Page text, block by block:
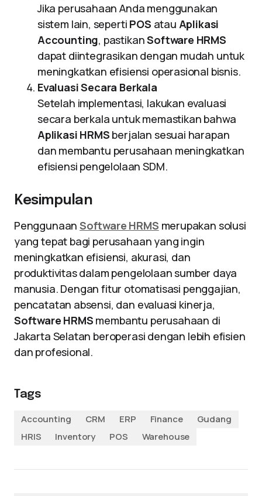
Jika perusahaan Anda menggunakan
sistem lain, seperti POS atau Aplikasi
Accounting, pastikanSoftware HRMS
dapat diintegrasikan dengan mudah untuk
meningkatkan efisiensi operasional bisnis.
Evaluasi Secara Berkala
Setelah implementasi, lakukan evaluasi
secara berkala untuk memastikan bahwa
Aplikasi HRMS berjalan sesuai harapan
dan membantu perusahaan meningkatkan
efisiensi pengelolaan SDM.
Kesimpulan
PenggunaanSoftware HRMS merupakan solusi
yang tepat bagi perusahaan yang ingin
meningkatkan efisiensi, akurasi, dan
produktivitas dalam pengelolaan sumber daya
manusia. Dengan fitur otomatisasi penggajian,
pencatatan absensi, dan evaluasi kinerja,
Software HRMS membantu perusahaan di
Jakarta Selatan beroperasi dengan lebih efisien
dan profesional.
Tags
Accounting
CRM ERP Finance
Gudang
HRIS
Inventory POS Warehouse